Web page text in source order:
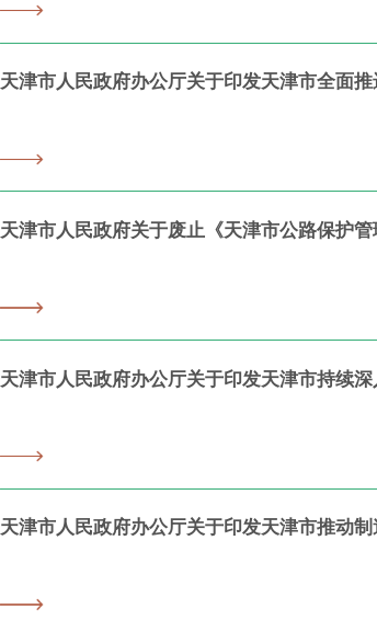
天津市人民政府办公厅关于印发天津市全面
天津市人民政府关于废止《天津市公路保护
天津市人民政府办公厅关于印发天津市持续
天津市人民政府办公厅关于印发天津市推动